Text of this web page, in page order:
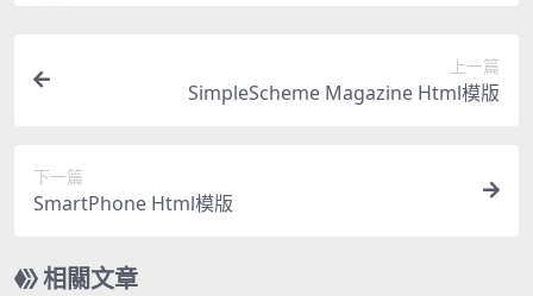
上一篇
SimpleScheme Magazine Html模版
下一篇
SmartPhone Html模版
相關文章